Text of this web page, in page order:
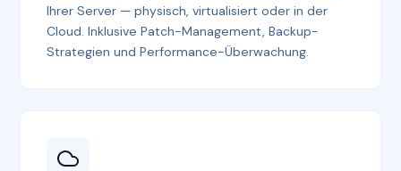
Ihrer Server — physisch, virtualisiert oder in der
Cloud. Inklusive Patch-Management, Backup-
Strategien und Performance-Überwachung.